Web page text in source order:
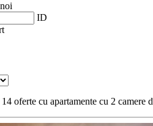
ID
oferte cu apartamente cu 2 camere